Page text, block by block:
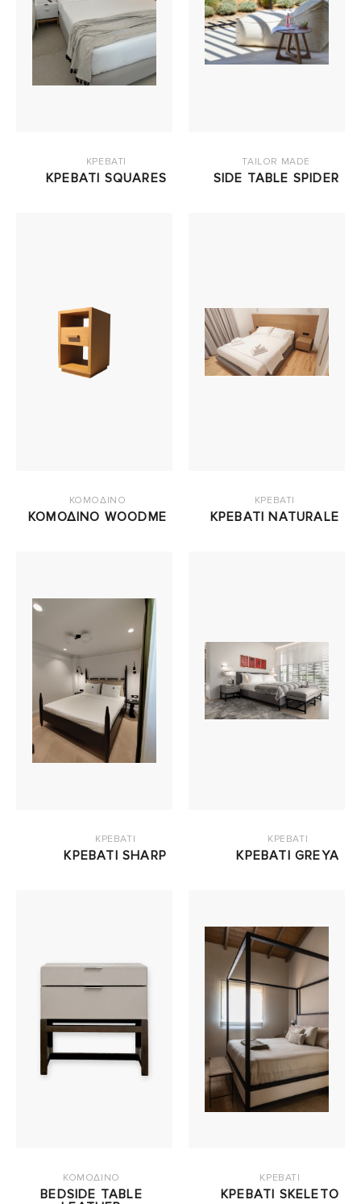
ΚΡΕΒΑΤΙ
ΚΡΕΒΑΤΙ SQUARES
TAILOR MADE
SIDE TABLE SPIDER
ΚΟΜΟΔΙΝΟ
ΚΟΜΟΔΙΝΟ WOODME
ΚΡΕΒΑΤΙ
ΚΡΕΒΑΤΙ NATURALE
ΚΡΕΒΑΤΙ
ΚΡΕΒΑΤΙ SHARP
ΚΡΕΒΑΤΙ
ΚΡΕΒΑΤΙ GREYA
ΚΟΜΟΔΙΝΟ
BEDSIDE TABLE
ΚΡΕΒΑΤΙ
ΚΡΕΒΑΤΙ SKELETO